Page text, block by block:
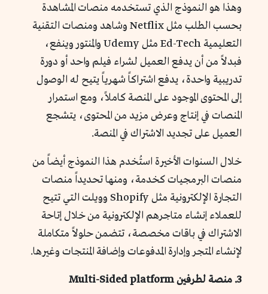
وهذا هو النموذج الذي تستخدمه منصات المشاهدة
بحسب الطلب مثل Netflix وشاهد ومنصات التقنية
التعليمية Ed-Tech مثل Udemy والمنتور وينفع،
فبدلاً من أن يدفع العميل لشراء فيلم واحد أو دورة
تدريبية واحدة، يدفع اشتراكاً شهرياً يتيح له الوصول
إلى المحتوى الموجود على المنصة كاملاً، ومع استمرار
المنصات في إنتاج وعرض مزيد من المحتوى، يتشجع
العميل على تجديد الاشتراك في المنصة.
خلال السنوات الأخيرة استُخدم هذا النموذج أيضاً من
منصات البرمجيات كخدمة، ومنها تحديداً منصات
التجارة الإلكترونية مثل Shopify وويلت التي تتيح
للعملاء إنشاء متاجرهم الإلكترونية من خلال إتاحة
الاشتراك في باقات مخصصة، تتضمن حلولاً متكاملة
لإنشاء المتجر وإدارة المدفوعات وإضافة المنتجات وغيرها.
3. منصة لطرفين Multi-Sided platform